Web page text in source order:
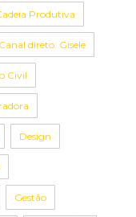
Produtiva
Canal direto: Gisele
Civil
Design
Gestão